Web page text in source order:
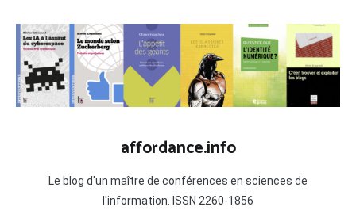
contenu
affordance.info
Le blog d'un maître de conférences en sciences de
l'information. ISSN 2260-1856